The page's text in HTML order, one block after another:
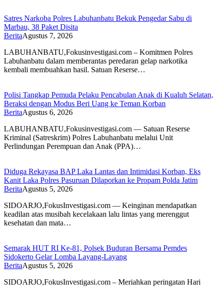
Satres Narkoba Polres Labuhanbatu Bekuk Pengedar Sabu di
Marbau, 38 Paket Disita
BeritaAgustus 7, 2026
LABUHANBATU,Fokusinvestigasi.com – Komitmen Polres
Labuhanbatu dalam memberantas peredaran gelap narkotika
kembali membuahkan hasil. Satuan Reserse…
Polisi Tangkap Pemuda Pelaku Pencabulan Anak di Kualuh Selatan,
Beraksi dengan Modus Beri Uang ke Teman Korban
BeritaAgustus 6, 2026
LABUHANBATU,Fokusinvestigasi.com — Satuan Reserse
Kriminal (Satreskrim) Polres Labuhanbatu melalui Unit
Perlindungan Perempuan dan Anak (PPA)…
Diduga Rekayasa BAP Laka Lantas dan Intimidasi Korban, Eks
Kanit Laka Polres Pasuruan Dilaporkan ke Propam Polda Jatim
BeritaAgustus 5, 2026
SIDOARJO,FokusInvestigasi.com — Keinginan mendapatkan
keadilan atas musibah kecelakaan lalu lintas yang merenggut
kesehatan dan mata…
Semarak HUT RI Ke-81, Polsek Buduran Bersama Pemdes
Sidokerto Gelar Lomba Layang-Layang
BeritaAgustus 5, 2026
SIDOARJO,FokusInvestigasi.com – Meriahkan peringatan Hari